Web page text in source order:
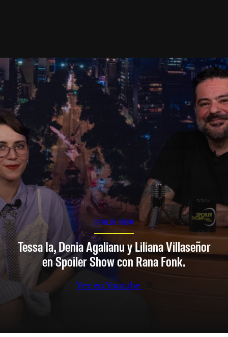
SPOILER SHOW
Tessa Ia, Denia Agalianu y Liliana Villaseñor
en Spoiler Show con Rana Fonk.
Ver en Youtube